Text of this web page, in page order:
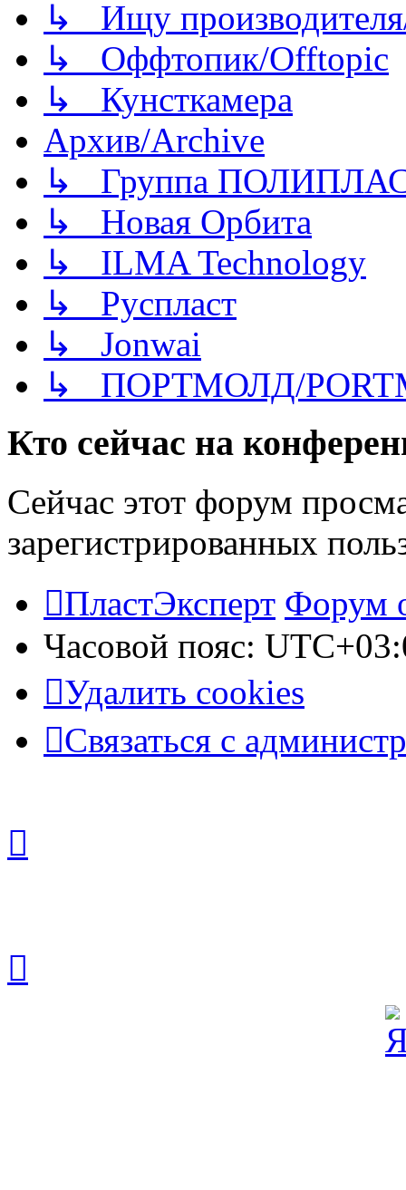
↳ Ищу
↳ Оффтопик/Offtopic
↳ Кунсткамера
Архив/Archive
↳ Группа
↳ Новая Орбита
↳ ILMA Technology
↳ Руспласт
↳ Jonwai
↳ ПОРТМОЛД/
Кто сейчас на
Сейчас этот форум
зарегистрированных
ПластЭксперт Форум
Часовой пояс:
Удалить cookies
Связаться с